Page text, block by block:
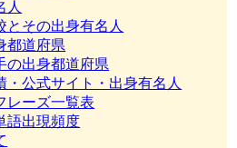
人
とその出身有名人
都道府県
の出身都道府県
・公式サイト・出身有名人
レーズ一覧表
語出現頻度